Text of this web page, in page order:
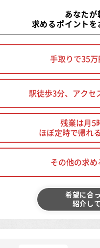
あなたが
求めるポイントを
手取りで35
駅徒歩3分、アクセ
残業は月5
ほぼ定時で帰れ
その他の求め
希望に合
紹介し